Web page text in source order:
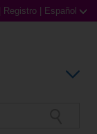
Registro Español